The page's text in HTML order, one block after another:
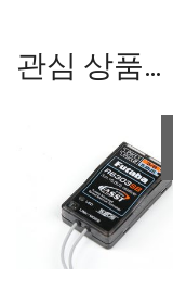
관심 상품…